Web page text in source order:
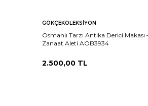
GÖKÇEKOLEKSIYON
Osmanlı Tarzı Antika Derici Makası
Zanaat Aleti AOB3934
2.500,00 TL